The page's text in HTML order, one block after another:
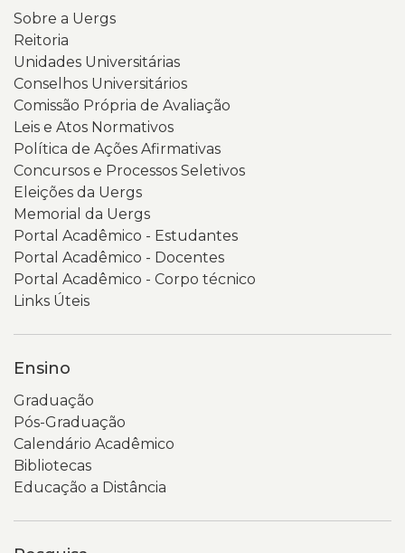
Sobre a Uergs
Reitoria
Unidades Universitárias
Conselhos Universitários
Comissão Própria de Avaliação
Leis e Atos Normativos
Política de Ações Afirmativas
Concursos e Processos Seletivos
Eleições da Uergs
Memorial da Uergs
Portal Acadêmico - Estudantes
Portal Acadêmico - Docentes
Portal Acadêmico - Corpo técnico
Links Úteis
Ensino
Graduação
Pós-Graduação
Calendário Acadêmico
Bibliotecas
Educação a Distância